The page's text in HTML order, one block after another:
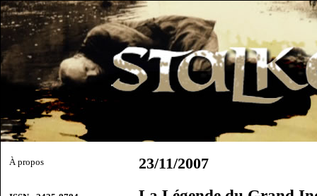
À propos
23/11/2007